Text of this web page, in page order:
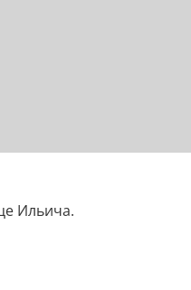
Ильича.